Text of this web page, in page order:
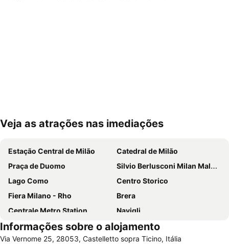
Ampliar mapa
Veja as atrações nas imediações
Estação Central de Milão
Catedral de Milão
Praça de Duomo
Silvio Berlusconi Milan Malpensa Airport
Lago Como
Centro Storico
Fiera Milano - Rho
Brera
Centrale Metro Station
Navigli
San Siro
Stazione Porta Garibaldi
Lampugnano Metro Station
San Siro Stadio Metro Station
Informações sobre o alojamento
Via Vernome 25, 28053, Castelletto sopra Ticino, Itália